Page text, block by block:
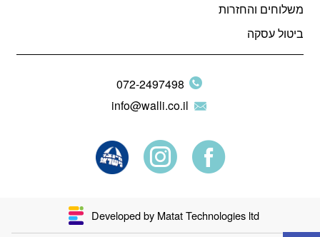
משלוחים והחזרות
ביטול עסקה
072-2497498
info@walli.co.il
Developed by Matat Technologies ltd